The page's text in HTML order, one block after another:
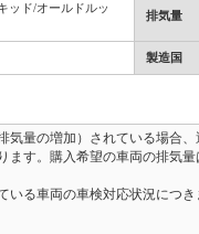
ッド/オールドルッ
排気量
製造国
気量の増加）されている場合
ます。購入希望の車両の排気
いる車両の車検対応状況につ